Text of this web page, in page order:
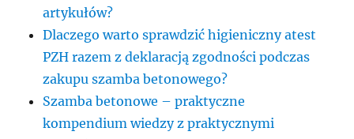
artykułów?
Dlaczego warto sprawdzić higieniczny atest
PZH razem z deklaracją zgodności podczas
zakupu szamba betonowego?
Szamba betonowe – praktyczne
kompendium wiedzy z praktycznymi